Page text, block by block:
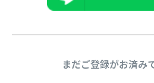
まだご登録がお済み